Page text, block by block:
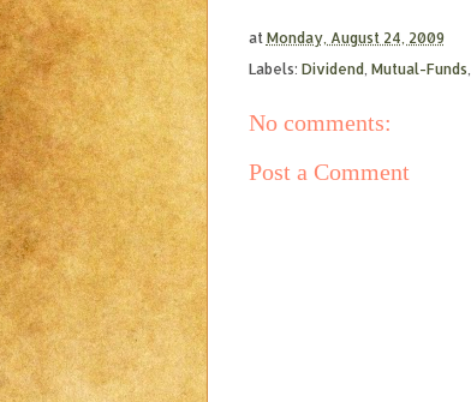
at Monday, August 24, 2009
Labels: Dividend, Mutual-Funds,
No comments:
Post a Comment